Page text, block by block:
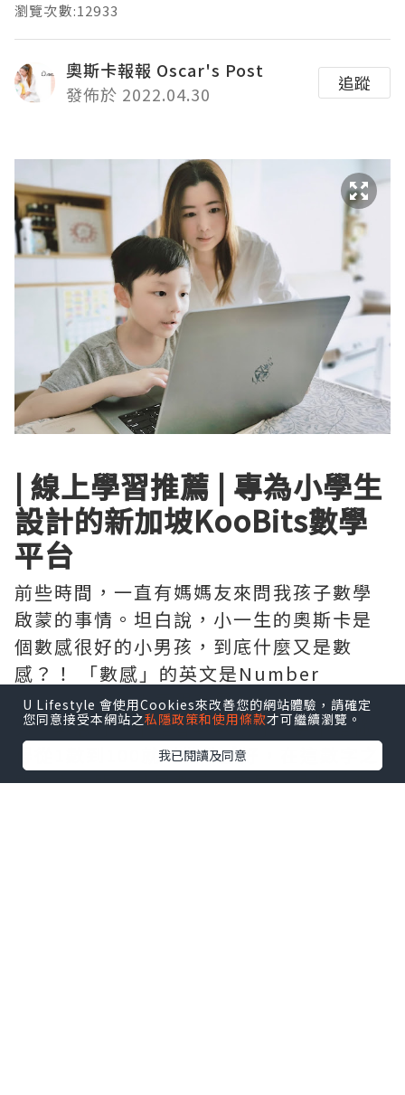
瀏覽次數:12933
奧斯卡報報 Oscar's Post
發佈於 2022.04.30
追蹤
| 線上學習推薦 | 專為小學生
設計的新加坡KooBits數學
平台
前些時間，一直有媽媽友來問我孩子數學
啟蒙的事情。坦白說，小一生的奧斯卡是
個數感很好的小男孩，到底什麼又是數
感？！ 「數感」的英文是Number
Sense，字面上意思就是對數字的感知能
力。數感好，不是會數數就好，更不是懂
得從1數到100就叫做數感好，在這數字之
間的內在關係就是數感，它是一種對於數
U Lifestyle 會使用Cookies來改善您的網站體驗，請確定
您同意接受本網站之私隱政策和使用條款才可繼續瀏覽。
我已閱讀及同意